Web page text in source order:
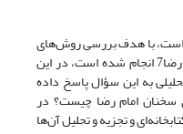
است، با هدف بررسی روش‌های
تربیت عقلانی بر مبنای سخنان حضرت رضا7 انجام شده است، در این
به این سؤال پاسخ داده
سخنان امام رضا چیست؟ در
و تجزیه و تحلیل آن‌ها